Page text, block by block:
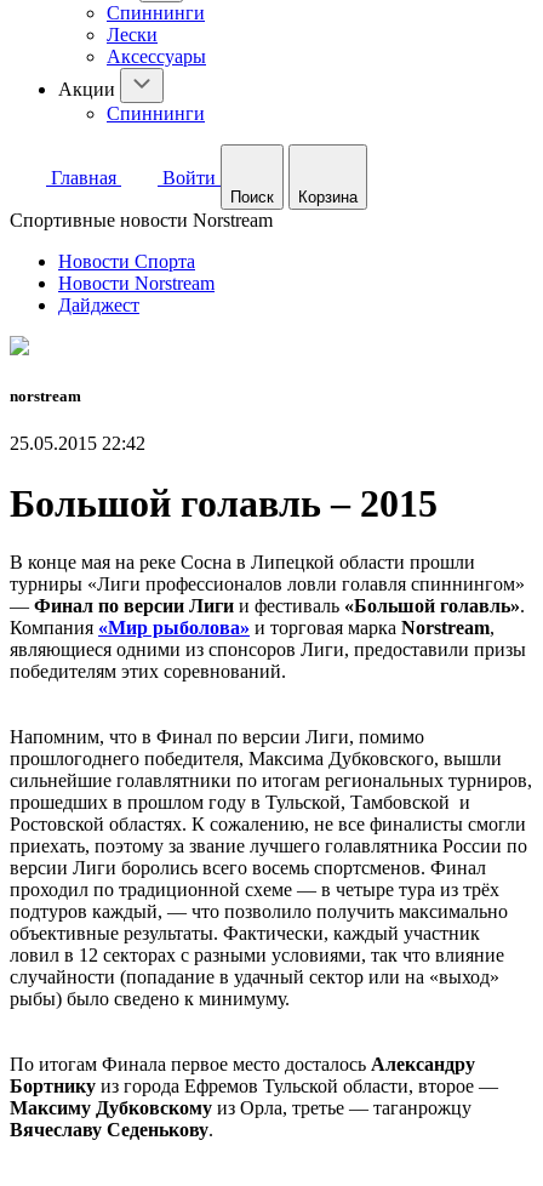
Спиннинги
Лески
Аксессуары
Акции
Спиннинги
Главная Войти
Поиск Корзина
Спортивные новости Norstream
Новости Спорта
Новости Norstream
Дайджест
norstream
25.05.2015 22:42
Большой голавль – 2015
В конце мая на реке Сосна в Липецкой области прошли
турниры «Лиги профессионалов ловли голавля спиннингом»
— Финал по версии Лиги и фестиваль «Большой голавль».
Компания «Мир рыболова» и торговая марка Norstream,
являющиеся одними из спонсоров Лиги, предоставили призы
победителям этих соревнований.
Напомним, что в Финал по версии Лиги, помимо
прошлогоднего победителя, Максима Дубковского, вышли
сильнейшие голавлятники по итогам региональных турниров,
прошедших в прошлом году в Тульской, Тамбовской и
Ростовской областях. К сожалению, не все финалисты смогли
приехать, поэтому за звание лучшего голавлятника России по
версии Лиги боролись всего восемь спортсменов. Финал
проходил по традиционной схеме — в четыре тура из трёх
подтуров каждый, — что позволило получить максимально
объективные результаты. Фактически, каждый участник
ловил в 12 секторах с разными условиями, так что влияние
случайности (попадание в удачный сектор или на «выход»
рыбы) было сведено к минимуму.
По итогам Финала первое место досталось Александру
Бортнику из города Ефремов Тульской области, второе —
Максиму Дубковскому из Орла, третье — таганрожцу
Вячеславу Седенькову.